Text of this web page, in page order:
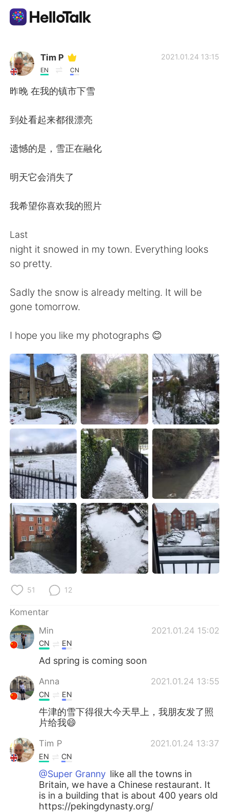
Aplikasi Pertukaran Bahasa
AI Grammar Checker
English 简体中文
繁體中文
العربية Français
Deutsch
한국어
Türkçe
Português
Tim P
EN CN
2021.01.24 13:15
昨晚 在我的镇市下雪
到处看起来都很漂亮
遗憾的是，雪正在融化
明天它会消失了
我希望你喜欢我的照片
Last
night it snowed in my town. Everything looks
so pretty.
Sadly the snow is already melting. It will be
gone tomorrow.
I hope you like my photographs 😊
51 12
Komentar
Min
2021.01.24 15:02
CN EN
Ad spring is coming soon
Anna 2021.01.24 13:55
CN EN
牛津的雪下得很大今天早上，我朋友发了照
片给我😄
Tim P 2021.01.24 13:37
EN CN
@Super Granny like all the towns in
Britain, we have a Chinese restaurant. It
is in a building that is about 400 years old
https://pekingdynasty.org/